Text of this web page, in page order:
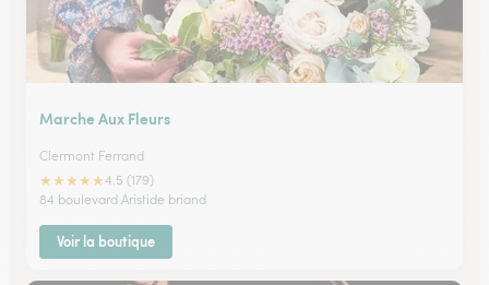
Marche Aux Fleurs
Clermont Ferrand
★★★★★4.5 (179)
84 boulevard Aristide briand
Voir la boutique